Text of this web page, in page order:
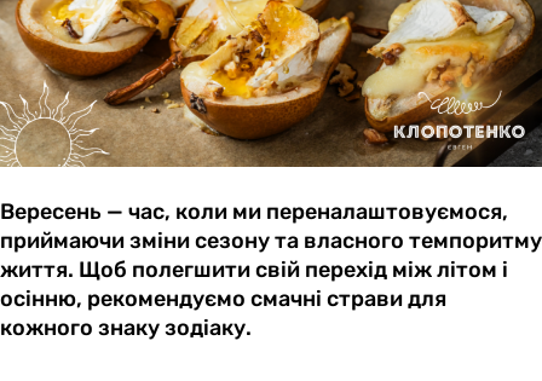
Вересень — час, коли ми переналаштовуємося,
приймаючи зміни сезону та власного темпоритму
життя. Щоб полегшити свій перехід між літом і
осінню, рекомендуємо смачні страви для
кожного знаку зодіаку.